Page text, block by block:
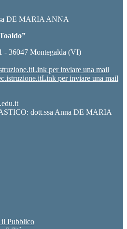
DE MARIA ANNA
- 36047 Montegalda (VI)
Link per inviare una mail
Link per inviare una mail
dott.ssa Anna DE MARIA
Pubblico